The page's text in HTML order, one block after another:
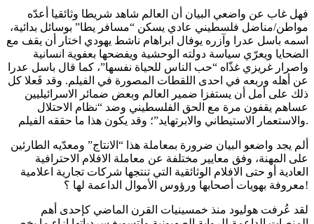
فهل غاب عن واضعي البيان أن العالم شاهد شريطا وثائقيا أعدّه
مواطن/مناضل فلسطيني عادي يسكن “مسافر يطا” بوسائل بدائية،
اسمه باسل عدرا وآزره يوفال ابراهام ناشط يهودي اختار أن يقف مع
الضحايا ويعرّي سياسة دولته الوحشية ويفضحها بعفوية انسانية
واصرار غريزي غذّاه “حب الناس للحياة نفسها”، كما قال باسل عدرا
عن أهله وربعه في احدى اللقطات المصورة في الفيلم. وقد فَعلا كل
ذلك على أمل أن يستفزا ضمير العالم وبعض ضمائر الاسرائيليين
عساهم يقفون مرة مع الحق الفلسطيني وضد “نظام الاحتلال
والاستعمار الاستيطاني والابرتهايد”؛ وقد يكون هذا ما حققه الفيلم.
ألم يجد واضعو البيان ضرورة بمعاملة هذا “الانتاج” ومعدّيه الطارئين
على المهنة، وفق معايير مختلفة عن معاملة الافلام الاحترافية
العادية أو حتى الافلام الوثائقية التي تنتجها شركات تجارية اعلامية
معروفة بهويات أصحابها ورؤوس الأموال الداعمة لها ؟!
لقد عُرفت هوليود منذ خمسينيات القرن الماضي كإحدى أهم